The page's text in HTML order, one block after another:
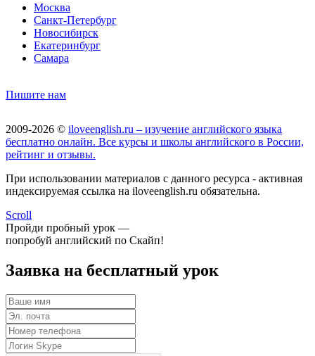
Москва
Санкт-Петербург
Новосибирск
Екатеринбург
Самара
Пишите нам
2009-2026 © iloveenglish.ru – изучение английского языка
бесплатно онлайн. Все курсы и школы английского в России,
рейтинг и отзывы.
При использовании материалов с данного ресурса - активная
индексируемая ссылка на iloveenglish.ru обязательна.
Scroll
Пройди пробный урок —
попробуй английский по Скайп!
Заявка на бесплатный урок